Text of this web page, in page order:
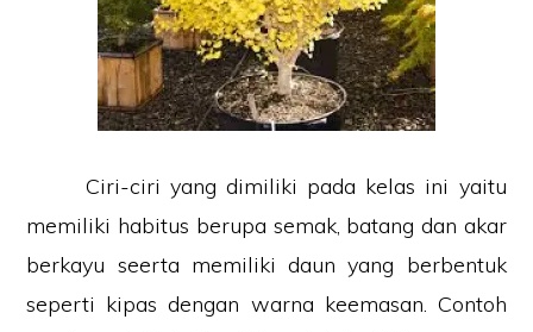
Ciri-ciri yang dimiliki pada kelas ini yaitu
memiliki habitus berupa semak, batang dan akar
berkayu seerta memiliki daun yang berbentuk
seperti kipas dengan warna keemasan. Contoh